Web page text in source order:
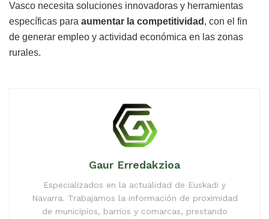
Vasco necesita soluciones innovadoras y herramientas
específicas para aumentar la competitividad , con el fin
de generar empleo y actividad económica en las zonas
rurales.
Gaur Erredakzioa
Especializados en la actualidad de Euskadi y
Navarra. Trabajamos la información de proximidad
de municipios, barrios y comarcas, prestando